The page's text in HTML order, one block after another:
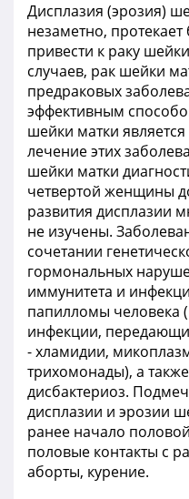
Дисплазия (эрозия)
незаметно,
привести к раку
случаев, рак шейки
предраковых
эффективным
шейки матки
лечение этих
шейки матки
четвертой женщины
развития дисплазии
не изучены.
сочетании
гормональных
иммунитета и
папилломы человека
инфекции,
- хламидии,
трихомонады), а
дисбактериоз.
дисплазии и эрозии
ранее начало
половые контакты с
аборты, курение.